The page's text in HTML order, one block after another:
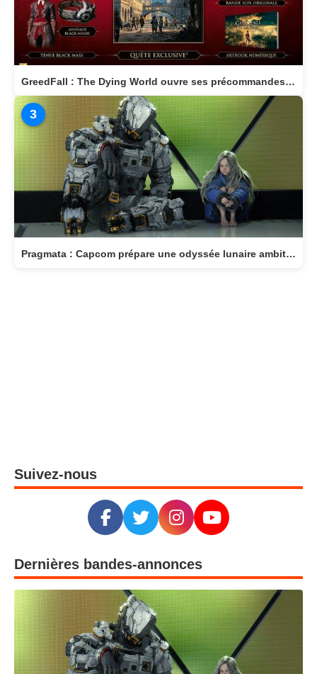
GreedFall : The Dying World ouvre ses précommandes et dévoile son édition Deluxe
3
Pragmata : Capcom prépare une odyssée lunaire ambitieuse pour avril 2026
Suivez-nous
Dernières bandes-annonces